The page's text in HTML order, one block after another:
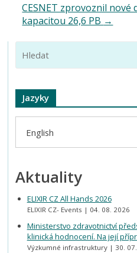
CESNET zprovoznil nové
kapacitou 26,6 PB →
Jazyky
English
Aktuality
ELIXIR CZ All Hands 2026
ELIXIR CZ- Events 04. 08. 2026
Ministerstvo zdravotnictví
klinická hodnocení. Na její
Výzkumné infrastruktury 30.